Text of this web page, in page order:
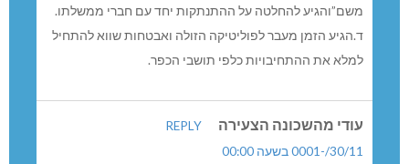
משם”והגיע להחלטה על ההתנתקות יחד עם חברי ממשלתו.
ד.הגיע הזמן מעבר לפוליטיקה הזולה ואבטחות שווא להתחיל
למלא את ההתחיבויות כלפי תושבי הכפר.
עודי מהשכונה הצעירה
REPLY
30/11/-0001 בשעה 00:00